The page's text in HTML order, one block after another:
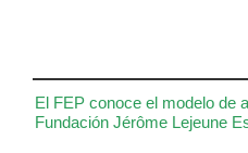
El FEP conoce el modelo de
Fundación Jérôme Lejeune